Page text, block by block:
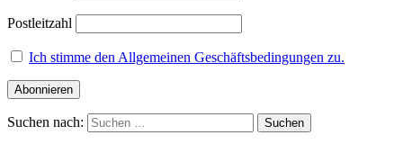
Postleitzahl
Ich stimme den Allgemeinen Geschäftsbedingungen zu.
Suchen nach: